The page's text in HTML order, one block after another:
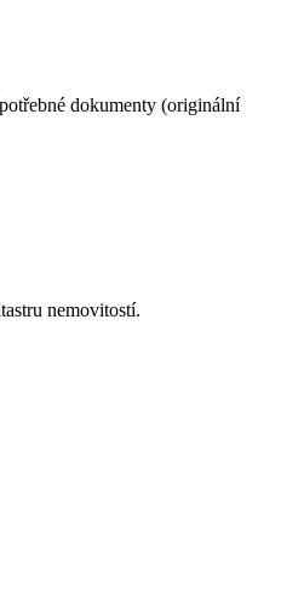
dokumenty (originální
nemovitostí.